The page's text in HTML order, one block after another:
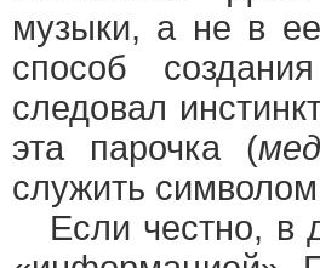
музыки, а не в ее
способ
следовал
эта парочка (
служить
Если честно, в